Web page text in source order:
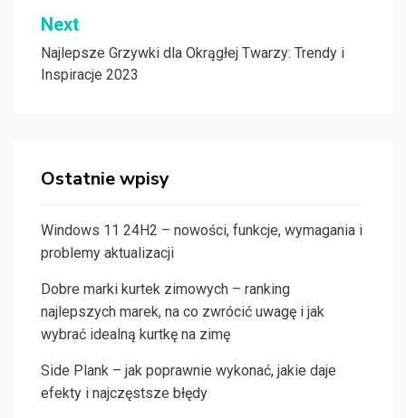
Next
Najlepsze Grzywki dla Okrągłej Twarzy: Trendy i
Inspiracje 2023
Ostatnie wpisy
Windows 11 24H2 – nowości, funkcje, wymagania i
problemy aktualizacji
Dobre marki kurtek zimowych – ranking
najlepszych marek, na co zwrócić uwagę i jak
wybrać idealną kurtkę na zimę
Side Plank – jak poprawnie wykonać, jakie daje
efekty i najczęstsze błędy